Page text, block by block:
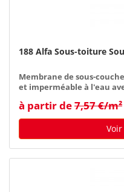
188 Alfa Sous-toiture
Membrane de sous-
et imperméable à l'eau
à partir de7,57 €/m²